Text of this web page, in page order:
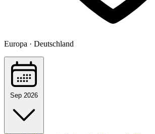
Europa · Deutschland
Sep 2026